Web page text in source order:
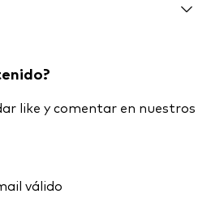
like y comentar en nuestros
válido